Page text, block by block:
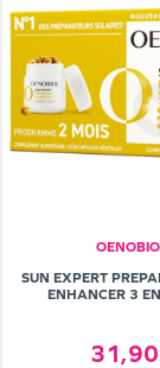
SUN EXPERT
ENHANCER 3